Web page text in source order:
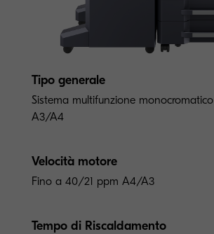
Tipo generale
Sistema multifunzione monocromatico
A3/A4
Velocità motore
Fino a 40/21 ppm A4/A3
Tempo di Riscaldamento